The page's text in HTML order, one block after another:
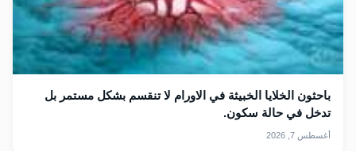
باحثون الخلايا الخبيثة في الاورام لا تنقسم بشكل مستمر بل
تدخل في حالة سكون.
أغسطس 7, 2026